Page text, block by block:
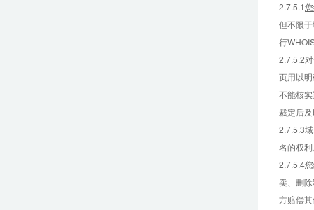
2.7.5.1
但不限
行
2.7.5.2
页用以
不能核
裁定后
2.7.5.3
名的权
2.7.5.4
卖、删
方赔偿